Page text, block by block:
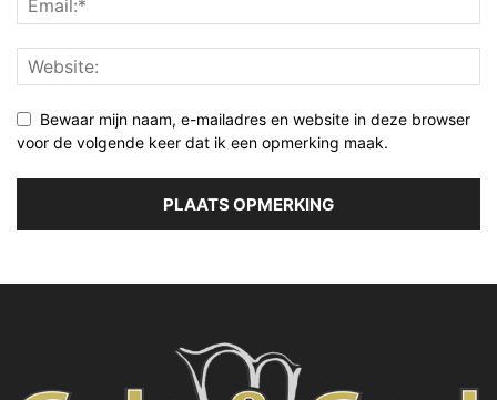
Bewaar mijn naam, e-mailadres en website in deze browser
voor de volgende keer dat ik een opmerking maak.